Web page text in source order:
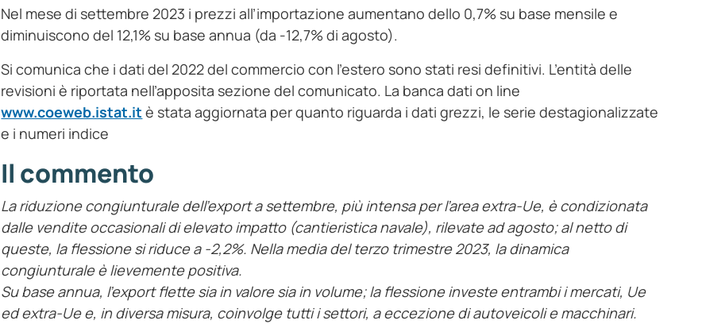
Nel mese di settembre 2023 i prezzi all’importazione aumentano dello 0,7% su base mensile e
diminuiscono del 12,1% su base annua (da -12,7% di agosto).
Si comunica che i dati del 2022 del commercio con l’estero sono stati resi definitivi. L’entità delle
revisioni è riportata nell’apposita sezione del comunicato. La banca dati on line
www.coeweb.istat.it è stata aggiornata per quanto riguarda i dati grezzi, le serie destagionalizzate
e i numeri indice
Il commento
La riduzione congiunturale dell’export a settembre, più intensa per l’area extra-Ue, è condizionata
dalle vendite occasionali di elevato impatto (cantieristica navale), rilevate ad agosto; al netto di
queste, la flessione si riduce a -2,2%. Nella media del terzo trimestre 2023, la dinamica
congiunturale è lievemente positiva.
Su base annua, l’export flette sia in valore sia in volume; la flessione investe entrambi i mercati, Ue
ed extra-Ue e, in diversa misura, coinvolge tutti i settori, a eccezione di autoveicoli e macchinari.